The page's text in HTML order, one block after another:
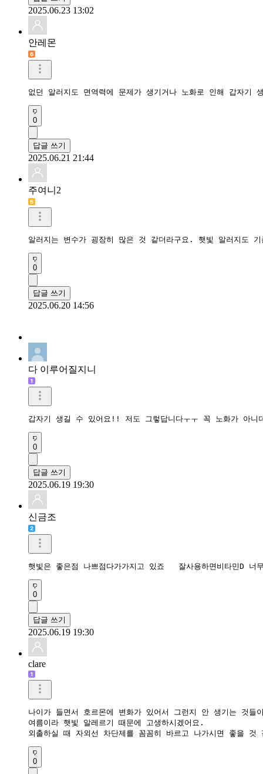
2025.06.23 13:02
안레몬
없던 알러지도 면역력에 문제가 생기거나 노화로 인해 갑자기
0
답글 쓰기
2025.06.21 21:44
주여니2
알러지는 변수가 굉장히 많은 것 같더라구요. 햇빛 알러지도
0
답글 쓰기
2025.06.20 14:56
다 이루어질지니
갑자기 생길 수 있어요!! 저도 그렇답니다ㅜㅜ 꼭 노화가 아니
0
답글 쓰기
2025.06.19 19:30
신금조
햇빛은 좋은점 나쁘점다가가지고 있죠   잘사용하면비타민D 너
0
답글 쓰기
2025.06.19 19:30
clare
나이가 들면서 호르몬에 변화가 있어서 그런지 안 생기는 것
여름이라 햇빛 알레르기 때문에 고생하시겠어요.
외출하실 때 자외선 차단제를 꼼꼼히 바르고 나가시면 좋을 것
0